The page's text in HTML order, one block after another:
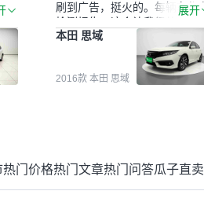
可
，
车
也
以
刷到广告，挺火的。每辆车都
检测报告，这个让我很放心。去
外面买车全凭卖家一张嘴，不敢
买。我买了本田思域，白色，过
户次数少，公里数符合，虽然
格比我心理预期略高一点，但瓜
价格比车商那便宜，车况也有
展开
本田 思域
2016款 本田 思域
热门价格热门文章热门问答瓜子直